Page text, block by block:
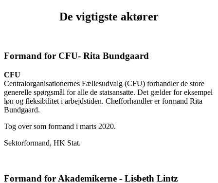
De vigtigste aktører
Formand for CFU- Rita Bundgaard
CFU
Centralorganisationernes Fællesudvalg (CFU) forhandler de store
generelle spørgsmål for alle de statsansatte. Det gælder for eksempel
løn og fleksibilitet i arbejdstiden. Chefforhandler er formand Rita
Bundgaard.
Tog over som formand i marts 2020.
Sektorformand, HK Stat.
Formand for Akademikerne - Lisbeth Lintz